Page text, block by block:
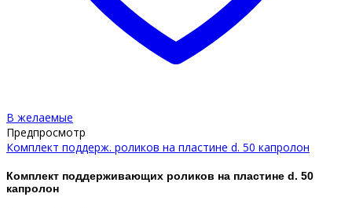
В желаемые
Предпросмотр
Комплект поддерж. роликов на пластине d. 50 капролон
Комплект поддерживающих роликов на пластине d. 50
капролон